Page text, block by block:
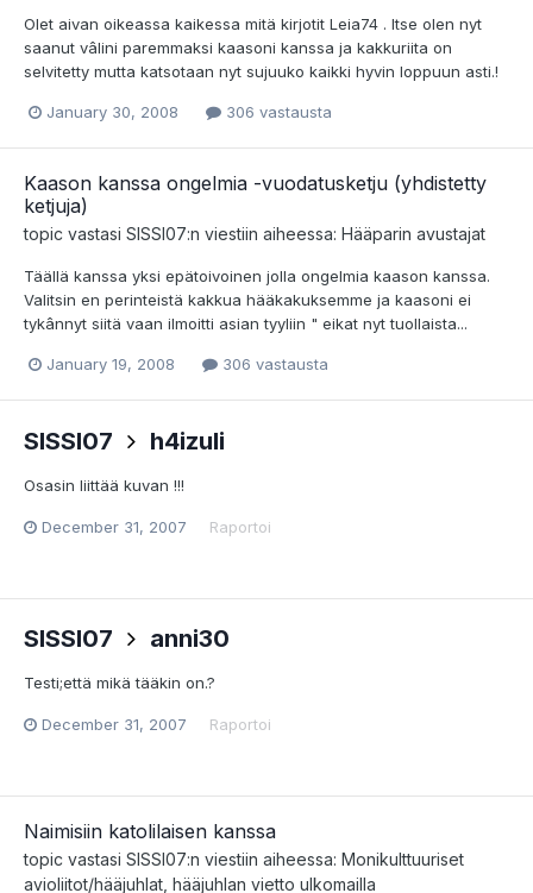
Olet aivan oikeassa kaikessa mitä kirjotit Leia74 . Itse olen nyt
saanut vâlini paremmaksi kaasoni kanssa ja kakkuriita on
selvitetty mutta katsotaan nyt sujuuko kaikki hyvin loppuun asti.!
January 30, 2008 306 vastausta
Kaason kanssa ongelmia -vuodatusketju (yhdistetty
ketjuja)
topic vastasi SISSI07:n viestiin aiheessa: Hääparin avustajat
Täällä kanssa yksi epätoivoinen jolla ongelmia kaason kanssa.
Valitsin en perinteistä kakkua hääkakuksemme ja kaasoni ei
tykânnyt siitä vaan ilmoitti asian tyyliin " eikat nyt tuollaista...
January 19, 2008 306 vastausta
SISSI07 h4izuli
Osasin liittää kuvan !!!
December 31, 2007 Raportoi
SISSI07 anni30
Testi;että mikä tääkin on.?
December 31, 2007 Raportoi
Naimisiin katolilaisen kanssa
topic vastasi SISSI07:n viestiin aiheessa: Monikulttuuriset
avioliitot/hääjuhlat, hääjuhlan vietto ulkomailla